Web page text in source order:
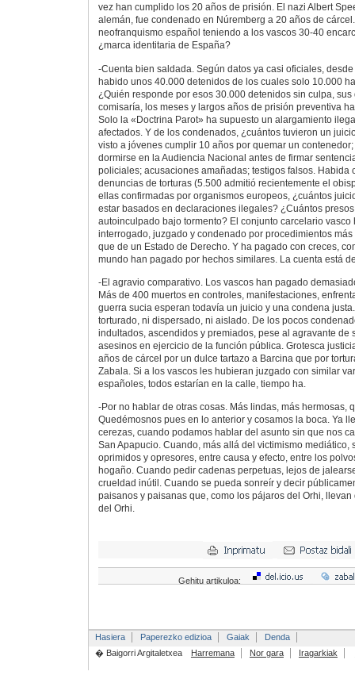
vez han cumplido los 20 años de prisión. El nazi Albert
alemán, fue condenado en Núremberg a 20 años de
neofranquismo español teniendo a los vascos 30-40
¿marca identitaria de España?
-Cuenta bien saldada. Según datos ya casi oficiales,
habido unos 40.000 detenidos de los cuales solo 10.000
¿Quién responde por esos 30.000 detenidos sin culpa,
comisaría, los meses y largos años de prisión preventiva
Solo la «Doctrina Parot» ha supuesto un alargamiento
afectados. Y de los condenados, ¿cuántos tuvieron un
visto a jóvenes cumplir 10 años por quemar un
dormirse en la Audiencia Nacional antes de firmar
policiales; acusaciones amañadas; testigos falsos. Habida
denuncias de torturas (5.500 admitió recientemente el
ellas confirmadas por organismos europeos, ¿cuántos
estar basados en declaraciones ilegales? ¿Cuántos
autoinculpado bajo tormento? El conjunto carcelario vasco
interrogado, juzgado y condenado por procedimientos
que de un Estado de Derecho. Y ha pagado con creces,
mundo han pagado por hechos similares. La cuenta está
-El agravio comparativo. Los vascos han pagado
Más de 400 muertos en controles, manifestaciones,
guerra sucia esperan todavía un juicio y una condena
torturado, ni dispersado, ni aislado. De los pocos
indultados, ascendidos y premiados, pese al agravante de
asesinos en ejercicio de la función pública. Grotesca
años de cárcel por un dulce tartazo a Barcina que por
Zabala. Si a los vascos les hubieran juzgado con similar
españoles, todos estarían en la calle, tiempo ha.
-Por no hablar de otras cosas. Más lindas, más hermosas,
Quedémosnos pues en lo anterior y cosamos la boca. Ya
cerezas, cuando podamos hablar del asunto sin que nos
San Apapucio. Cuando, más allá del victimismo mediático,
oprimidos y opresores, entre causa y efecto, entre los
hogaño. Cuando pedir cadenas perpetuas, lejos de
crueldad inútil. Cuando se pueda sonreír y decir
paisanos y paisanas que, como los pájaros del Orhi,
del Orhi.
Gehitu artikuloa:
Hasiera Paperezko edizioa Gaiak
Denda
� Baigorri Argitaletxea
Harremana Nor gara Iragarkiak